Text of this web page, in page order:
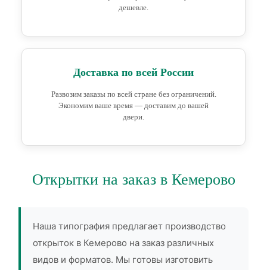
дешевле.
Доставка по всей России
Развозим заказы по всей стране без ограничений.
Экономим ваше время — доставим до вашей
двери.
Открытки на заказ в Кемерово
Наша типография предлагает производство
открыток в Кемерово на заказ различных
видов и форматов. Мы готовы изготовить